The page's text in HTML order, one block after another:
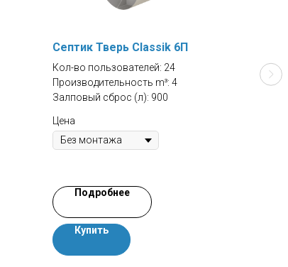
Септик Тверь Classik 6П
Кол-во пользователей: 24
Производительность m³: 4
Залповый сброс (л): 900
Цена
Подробнее
Купить
Кол-